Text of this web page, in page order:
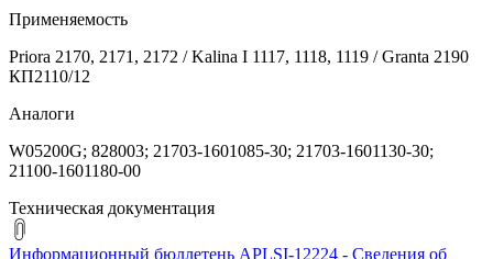
Применяемость
Priora 2170, 2171, 2172 / Kalina I 1117, 1118, 1119 / Granta 2190
КП2110/12
Аналоги
W05200G; 828003; 21703-1601085-30; 21703-1601130-30;
21100-1601180-00
Техническая документация
Информационный бюллетень APLSI-12224 - Сведения об